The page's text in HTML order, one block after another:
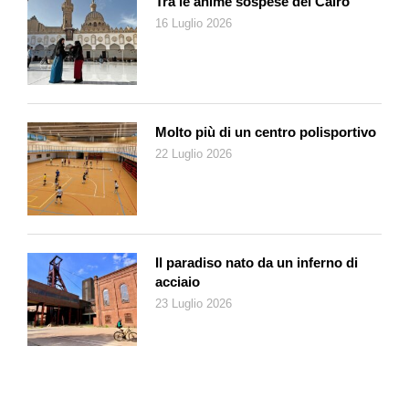
Un altro aspetto da non sottovalutare sarà la difficoltà che
sempre di più le squadre svizzere incontreranno in Europa.
Impoverite, alle prese con costanti problemi di qualità e di
quantità, potranno forse compiere un dignitoso percorso in una
delle due Coppe secondarie, come è capitato al Lugano nella
stagione 2024-2025, quando superò la fase a gironi e fu
estromesso ai rigori dagli sloveni del Celje al termine di una
doppia sfida che i bianconeri avrebbero potuto vincere.
I tempi in cui Grasshopper e Basilea approdavano ai gironi di
strutture attuali, non può più permettersi di produrre squadre in
grado di fare concorrenza neppure a quelle di Paesi a noi
inferiori, come Norvegia, Danimarca, Ucraina. C’è però un
dolce e gradevole rovescio della medaglia. Povertà in casa
16 Luglio 2026
Molto più di un centro polisportivo
22 Luglio 2026
Il paradiso nato da un inferno di
acciaio
23 Luglio 2026